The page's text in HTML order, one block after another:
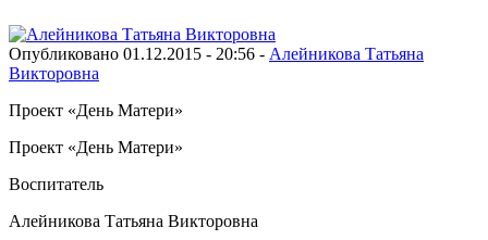
Опубликовано 01.12.2015 - 20:56 - Алейникова Татьяна
Викторовна
Проект «День Матери»
Проект «День Матери»
Воспитатель
Алейникова Татьяна Викторовна